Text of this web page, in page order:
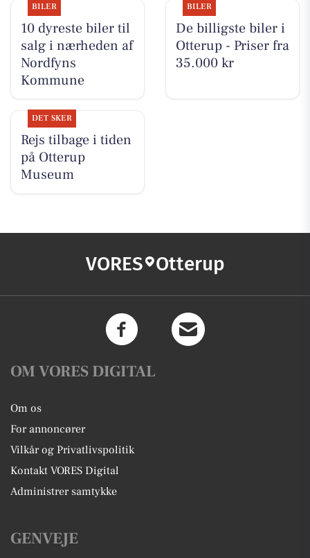
BILER
10 dyreste biler til
salg i nærheden af
Nordfyns
Kommune
BILER
De billigste biler i
Otterup - Priser fra
35.000 kr
DET SKER
Rejs tilbage i tiden
på Otterup
Museum
VORES Otterup
OM VORES DIGITAL
Om os
For annoncører
Vilkår og Privatlivspolitik
Kontakt VORES Digital
Administrer samtykke
GENVEJE